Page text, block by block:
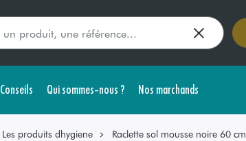
Conseils Qui sommes-nous ? Nos marchands
Les produits dhygiene Raclette sol mousse noire 60 cm